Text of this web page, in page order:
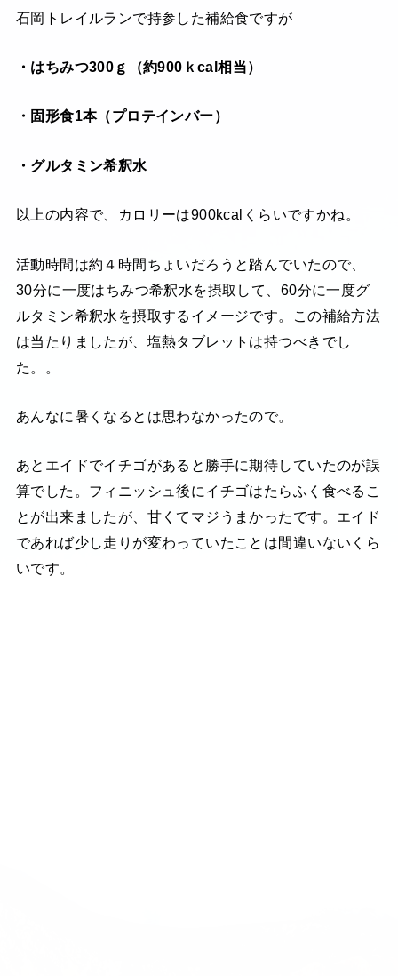
石岡トレイルランで持参した補給食ですが
・はちみつ300ｇ（約900ｋcal相当）
・固形食1本（プロテインバー）
・グルタミン希釈水
以上の内容で、カロリーは900kcalくらいですかね。
活動時間は約４時間ちょいだろうと踏んでいたので、
30分に一度はちみつ希釈水を摂取して、60分に一度グ
ルタミン希釈水を摂取するイメージです。この補給方法
は当たりましたが、塩熱タブレットは持つべきでし
た。。
あんなに暑くなるとは思わなかったので。
あとエイドでイチゴがあると勝手に期待していたのが誤
算でした。フィニッシュ後にイチゴはたらふく食べるこ
とが出来ましたが、甘くてマジうまかったです。エイド
であれば少し走りが変わっていたことは間違いないくら
いです。